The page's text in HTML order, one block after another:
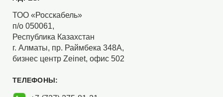
ТОО «Росскабель»
п/о 050061,
Республика Казахстан
г. Алматы, пр. Раймбека 348А,
бизнес центр Zeinet, офис 502
ТЕЛЕФОНЫ: